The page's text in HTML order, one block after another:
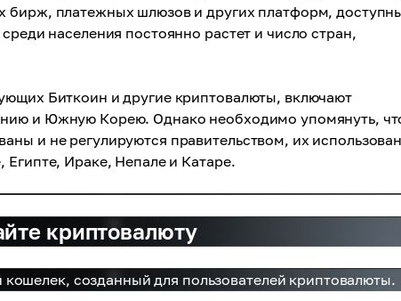
бирж, платежных шлюзов и других платформ,
населения постоянно растет и число стран,
Биткоин и другие криптовалюты, включают
и Южную Корею. Однако необходимо упомянуть,
и не регулируются правительством, их
Ираке, Непале и Катаре.
криптовалюту
созданный для пользователей криптовалюты.